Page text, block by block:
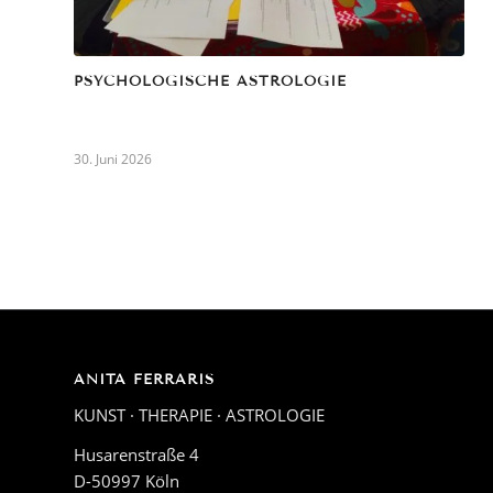
PSYCHOLOGISCHE ASTROLOGIE
30. Juni 2026
ANITA FERRARIS
KUNST · THERAPIE · ASTROLOGIE
Husarenstraße 4
D-50997 Köln